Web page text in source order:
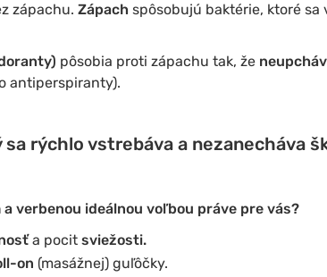
zápachu. Zápach spôsobujú baktérie, ktoré
pôsobia proti zápachu tak, že
antiperspiranty).
rýchlo vstrebáva a nezanecháva
verbenou ideálnou voľbou práve pre vás?
a pocit sviežosti.
on (masážnej) guľôčky.